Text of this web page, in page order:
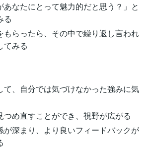
あなたにとって魅力的だと思う？」と
る
もらったら、その中で繰り返し言われ
てみる
て、自分では気づけなかった強みに気
つめ直すことができ、視野が広がる
が深まり、より良いフィードバックが